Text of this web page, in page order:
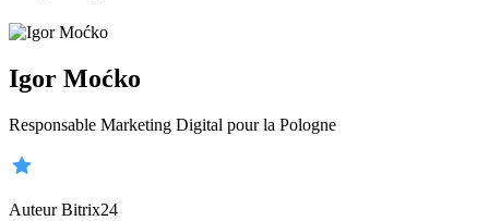
Igor Moćko
Responsable Marketing Digital pour la Pologne
Auteur Bitrix24